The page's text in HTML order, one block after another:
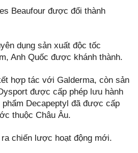
Beaufour được đổi thành
dụng sản xuất độc tốc
Anh Quốc được khánh thành.
hợp tác với Galderma, còn sản
được cấp phép lưu hành
Decapeptyl đã được cấp
thuộc Châu Âu.
chiến lược hoạt động mới.